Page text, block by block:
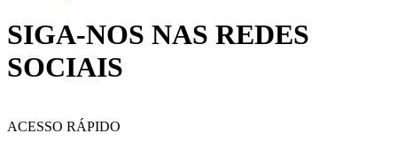
SIGA-NOS NAS REDES
SOCIAIS
ACESSO RÁPIDO